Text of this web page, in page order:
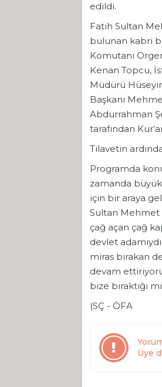
edildi.
Fatih Sultan
bulunan kabri
Komutanı
Kenan Topcu,
Müdürü
Başkanı
Abdurrahman
tarafından
Tilavetin
Programda
zamanda
için bir araya
Sultan Mehmet
çağ açan çağ
devlet
miras bırakan
devam
bize bıraktığı
(SÇ - ÖFA
Üye